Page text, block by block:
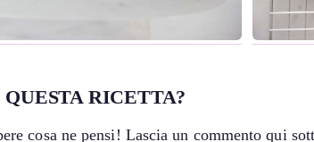
RICETTA?
cosa ne pensi! Lascia un commento qui